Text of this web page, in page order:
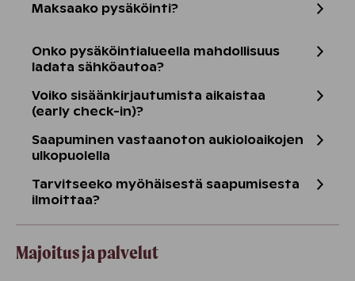
Maksaako pysäköinti?
Onko pysäköintialueella mahdollisuus
ladata sähköautoa?
Voiko sisäänkirjautumista aikaistaa
(early check-in)?
Saapuminen vastaanoton aukioloaikojen
ulkopuolella
Tarvitseeko myöhäisestä saapumisesta
ilmoittaa?
Majoitus ja palvelut